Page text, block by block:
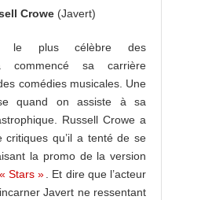
Crowe(Javert)
le plus célèbre des
commencé sa carrière
comédies musicales. Une
quand on assiste à sa
Russell Crowe a
critiques qu’il a tenté de se
la promo de la version
« Stars ». Et dire que l’acteur
Javert ne ressentant